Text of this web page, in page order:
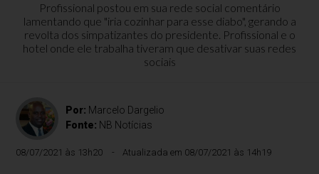
Profissional postou em sua rede social comentário
lamentando que "iria cozinhar para esse diabo", gerando a
revolta dos simpatizantes do presidente. Profissional e o
hotel onde ele trabalha tiveram que desativar suas redes
sociais
Por: Marcelo Dargelio
Fonte: NB Notícias
08/07/2021 às 13h20 Atualizada em 08/07/2021 às 14h19